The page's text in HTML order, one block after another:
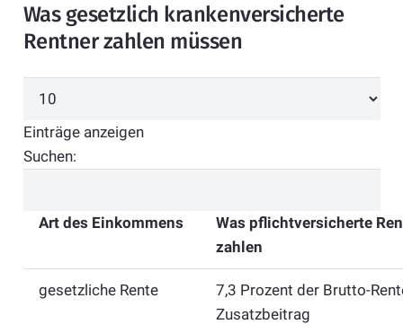
Was gesetzlich krankenversicherte
Rentner zahlen müssen
Einträge anzeigen
Suchen:
Art des Einkommens
Was pflichtversicherte
zahlen
gesetzliche Rente
7,3 Prozent der Brutto-
Zusatzbeitrag